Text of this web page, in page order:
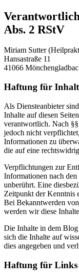
Abs. 2 RStV
Miriam Sutter
Hansastraße 11
41066
Haftung für
Als Diensteanbieter
Inhalte auf diesen
verantwortlich. Nach
jedoch nicht
Informationen zu
die auf eine
Verpflichtungen zur
Informationen nach
unberührt. Eine
Zeitpunkt der Kenntnis
Bei Bekanntwerden
werden wir diese
Die Inhalte in dem
sich die Inhalte auf
dies angegeben und
Haftung für Links